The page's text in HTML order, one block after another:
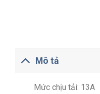
Mô tả
Mức chịu tải: 13A